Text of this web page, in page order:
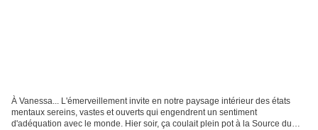
À Vanessa... L'émerveillement invite en notre paysage intérieur des états
mentaux sereins, vastes et ouverts qui engendrent un sentiment
d'adéquation avec le monde. Hier soir, ça coulait plein pot à la Source du